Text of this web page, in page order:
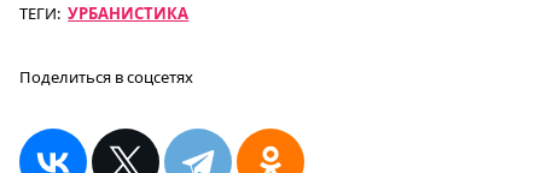
ТЕГИ: УРБАНИСТИКА
Поделиться в соцсетях